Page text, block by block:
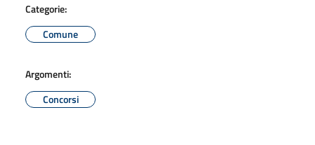
Categorie:
Comune
Argomenti:
Concorsi